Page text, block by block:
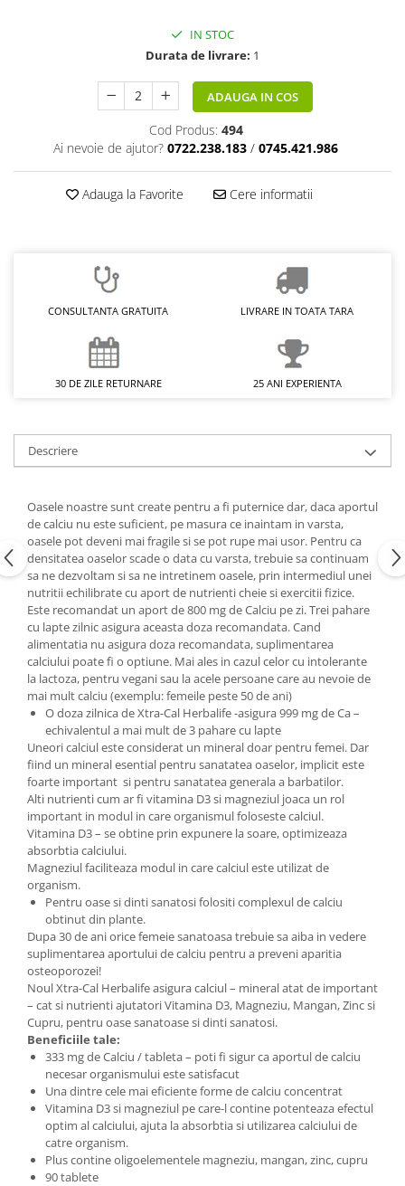
IN STOC
Durata de livrare: 1
ADAUGA IN COS
Cod Produs: 494
Ai nevoie de ajutor? 0722.238.183 / 0745.421.986
Adauga la Favorite Cere informatii
CONSULTANTA GRATUITA LIVRARE IN TOATA TARA
30 DE ZILE RETURNARE 25 ANI EXPERIENTA
Descriere
Oasele noastre sunt create pentru a fi puternice dar, daca aportul
de calciu nu este suficient, pe masura ce inaintam in varsta,
oasele pot deveni mai fragile si se pot rupe mai usor. Pentru ca
densitatea oaselor scade o data cu varsta, trebuie sa continuam
sa ne dezvoltam si sa ne intretinem oasele, prin intermediul unei
nutritii echilibrate cu aport de nutrienti cheie si exercitii fizice.
Este recomandat un aport de 800 mg de Calciu pe zi. Trei pahare
cu lapte zilnic asigura aceasta doza recomandata. Cand
alimentatia nu asigura doza recomandata, suplimentarea
calciului poate fi o optiune. Mai ales in cazul celor cu intolerante
la lactoza, pentru vegani sau la acele persoane care au nevoie de
mai mult calciu (exemplu: femeile peste 50 de ani)
O doza zilnica de Xtra-Cal Herbalife -asigura 999 mg de Ca –
echivalentul a mai mult de 3 pahare cu lapte
Uneori calciul este considerat un mineral doar pentru femei. Dar
fiind un mineral esential pentru sanatatea oaselor, implicit este
foarte important si pentru sanatatea generala a barbatilor.
Alti nutrienti cum ar fi vitamina D3 si magneziul joaca un rol
important in modul in care organismul foloseste calciul.
Vitamina D3 – se obtine prin expunere la soare, optimizeaza
absorbtia calciului.
Magneziul faciliteaza modul in care calciul este utilizat de
organism.
Pentru oase si dinti sanatosi folositi complexul de calciu
obtinut din plante.
Dupa 30 de ani orice femeie sanatoasa trebuie sa aiba in vedere
suplimentarea aportului de calciu pentru a preveni aparitia
osteoporozei!
Noul Xtra-Cal Herbalife asigura calciul – mineral atat de important
– cat si nutrienti ajutatori Vitamina D3, Magneziu, Mangan, Zinc si
Cupru, pentru oase sanatoase si dinti sanatosi.
Beneficiile tale:
333 mg de Calciu / tableta – poti fi sigur ca aportul de calciu
necesar organismului este satisfacut
Una dintre cele mai eficiente forme de calciu concentrat
Vitamina D3 si magneziul pe care-l contine potenteaza efectul
optim al calciului, ajuta la absorbtia si utilizarea calciului de
catre organism.
Plus contine oligoelementele magneziu, mangan, zinc, cupru
90 tablete